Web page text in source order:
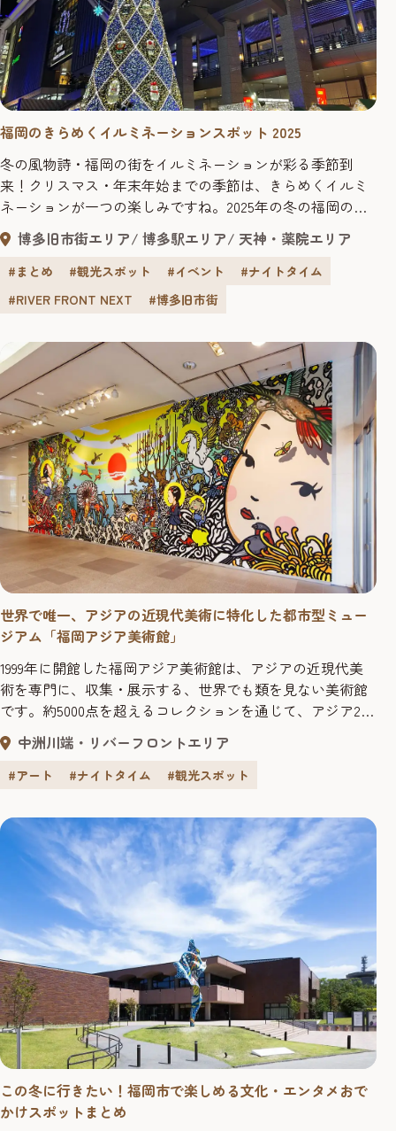
福岡のきらめくイルミネーションスポット 2025
冬の風物詩・福岡の街をイルミネーションが彩る季節到
来！クリスマス・年末年始までの季節は、きらめくイルミ
ネーションが一つの楽しみですね。2025年の冬の福岡のお
すすめイルミネーションをまとめてご紹介します。 最新＆
注目イルミネーションのイベント情報を続々更新中！
博多旧市街エリア 博多駅エリア 天神・薬院エリア
#まとめ #観光スポット #イベント
#ナイトタイム
#RIVER FRONT NEXT
#博多旧市街
世界で唯一、アジアの近現代美術に特化した都市型ミュー
ジアム「福岡アジア美術館」
1999年に開館した福岡アジア美術館は、アジアの近現代美
術を専門に、収集・展示する、世界でも類を見ない美術館
です。約5000点を超えるコレクションを通じて、アジア23
カ国・地域の多様な芸術文化との出会いが楽しめます。 福
岡アジア美術館は改修工事のため、下記期間全面休館とな
ります。期間：2025年（令和7年）12月1日（月）～ 2026年
中洲川端・リバーフロントエリア
#アート #ナイトタイム #観光スポット
この冬に行きたい！福岡市で楽しめる文化・エンタメおで
かけスポットまとめ